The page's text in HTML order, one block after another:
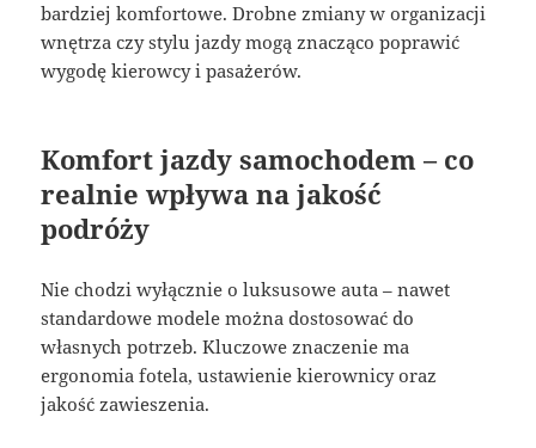
bardziej komfortowe. Drobne zmiany w organizacji
wnętrza czy stylu jazdy mogą znacząco poprawić
wygodę kierowcy i pasażerów.
Komfort jazdy samochodem – co
realnie wpływa na jakość
podróży
Nie chodzi wyłącznie o luksusowe auta – nawet
standardowe modele można dostosować do
własnych potrzeb. Kluczowe znaczenie ma
ergonomia fotela, ustawienie kierownicy oraz
jakość zawieszenia.